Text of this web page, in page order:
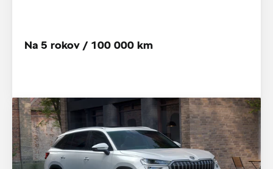
Na 5 rokov / 100 000 km